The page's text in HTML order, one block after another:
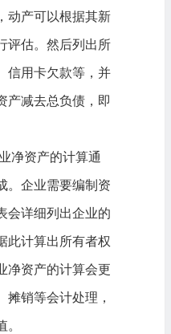
动产可以根据其新
评估。然后列出所
信用卡欠款等，并
产减去总负债，即
净资产的计算通
。企业需要编制资
会详细列出企业的
此计算出所有者权
净资产的计算会更
摊销等会计处理，